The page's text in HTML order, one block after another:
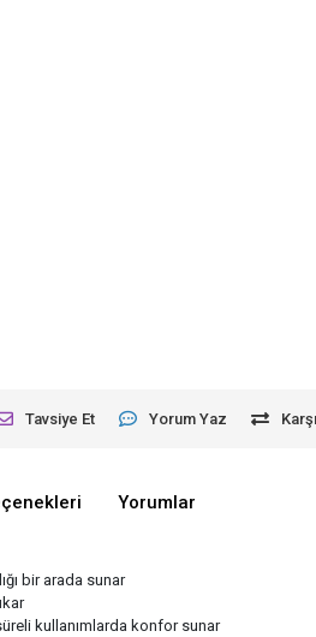
Tavsiye Et Yorum Yaz
Yorumlar
bir arada sunar
kullanımlarda konfor sunar